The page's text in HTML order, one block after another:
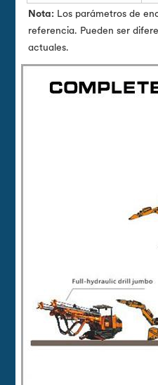
Nota: Los parámetros de
referencia. Pueden ser
actuales.